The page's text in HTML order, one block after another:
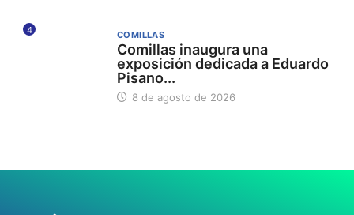
4 COMILLAS
Comillas inaugura una
exposición dedicada a Eduardo
Pisano...
8 de agosto de 2026